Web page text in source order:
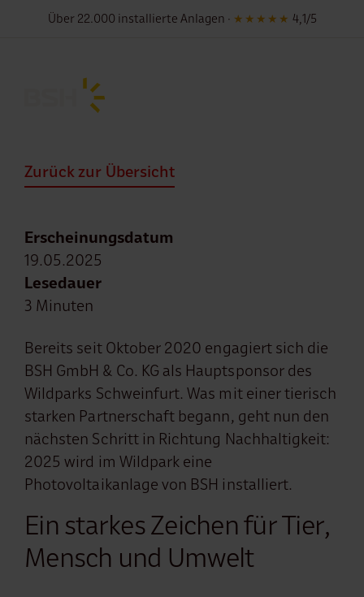
Über 22.000 installierte Anlagen · ★★★★★ 4,1/5
Zurück zur Übersicht
Erscheinungsdatum
19.05.2025
Lesedauer
3 Minuten
Bereits seit Oktober 2020 engagiert sich die
BSH GmbH & Co. KG als Hauptsponsor des
Wildparks Schweinfurt. Was mit einer tierisch
starken Partnerschaft begann, geht nun den
nächsten Schritt in Richtung Nachhaltigkeit:
2025 wird im Wildpark eine
Photovoltaikanlage von BSH installiert.
Ein starkes Zeichen für Tier,
Mensch und Umwelt